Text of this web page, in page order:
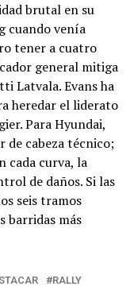
brutal en su
cuando venía
tener a cuatro
general mitiga
Latvala. Evans ha
heredar el liderato
Para Hyundai,
de cabeza técnico;
cada curva, la
de daños. Si las
seis tramos
barridas más
RALLY